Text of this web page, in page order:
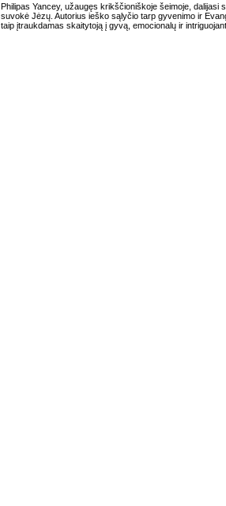
Philipas Yancey, užaugęs krikščioniškoje šeimoje,
suvokė Jėzų. Autorius ieško sąlyčio tarp gyvenimo ir
taip įtraukdamas skaitytoją į gyvą, emocionalų ir